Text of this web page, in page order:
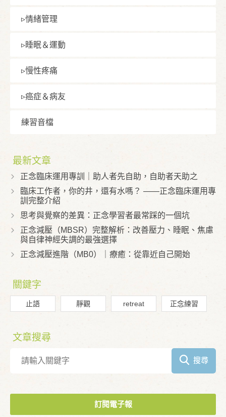
▹情緒管理
▹睡眠＆運動
▹慢性疼痛
▹癌症＆病友
練習⾳檔
最新文章
正念臨床運用專訓｜助人者先自助，自助者天助之
臨床工作者，你的井，還有水嗎？ ——正念臨床運用專
訓完整介紹
思考與覺察的差異：正念學習者最常踩的一個坑
正念減壓（MBSR）完整解析：改善壓力、睡眠、焦慮
與自律神經失調的最強選擇
正念減壓進階（MB0）｜療癒：從靠近自己開始
關鍵字
止語 靜觀 retreat 正念練習
文章搜尋
搜尋
訂閱電子報